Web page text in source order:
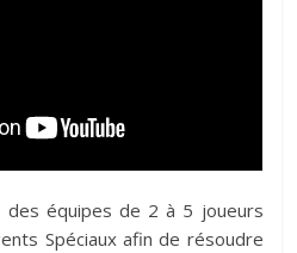
des équipes de 2 à 5 joueurs
Spéciaux afin de résoudre